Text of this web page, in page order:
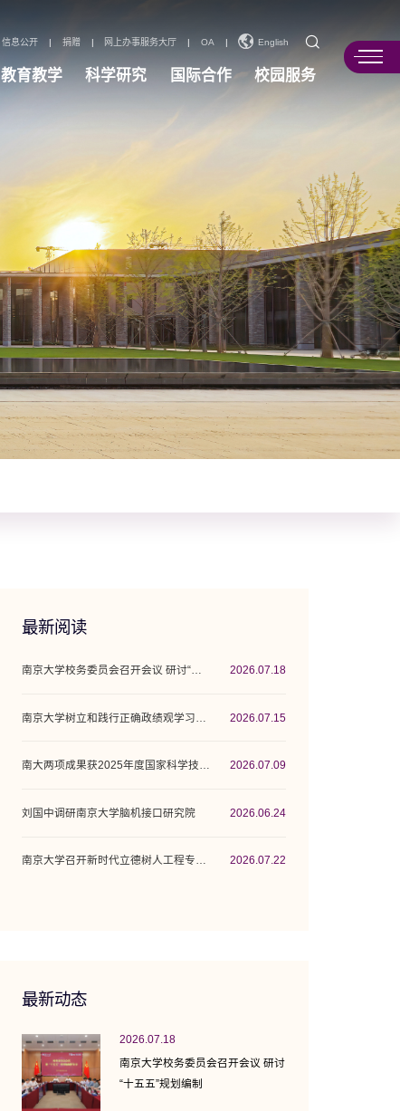
信息公开 | 捐赠 | 网上办事服务大厅 | OA | English
教育教学 科学研究 国际合作 校园服务
最新阅读
南京大学校务委员会召开会议 研讨“十五五”... 2026.07.18
2026.07.15
2026.07.09
刘国中调研南京大学脑机接口研究院 2026.06.24
2026.07.22
最新动态
2026.07.18
南京大学校务委员会召开会议 研讨
“十五五”规划编制